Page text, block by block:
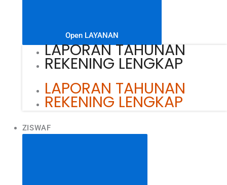
Open LAYANAN
LAPORAN TAHUNAN
REKENING LENGKAP
LAPORAN TAHUNAN
REKENING LENGKAP
ZISWAF